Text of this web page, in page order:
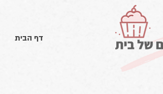
דף הבית